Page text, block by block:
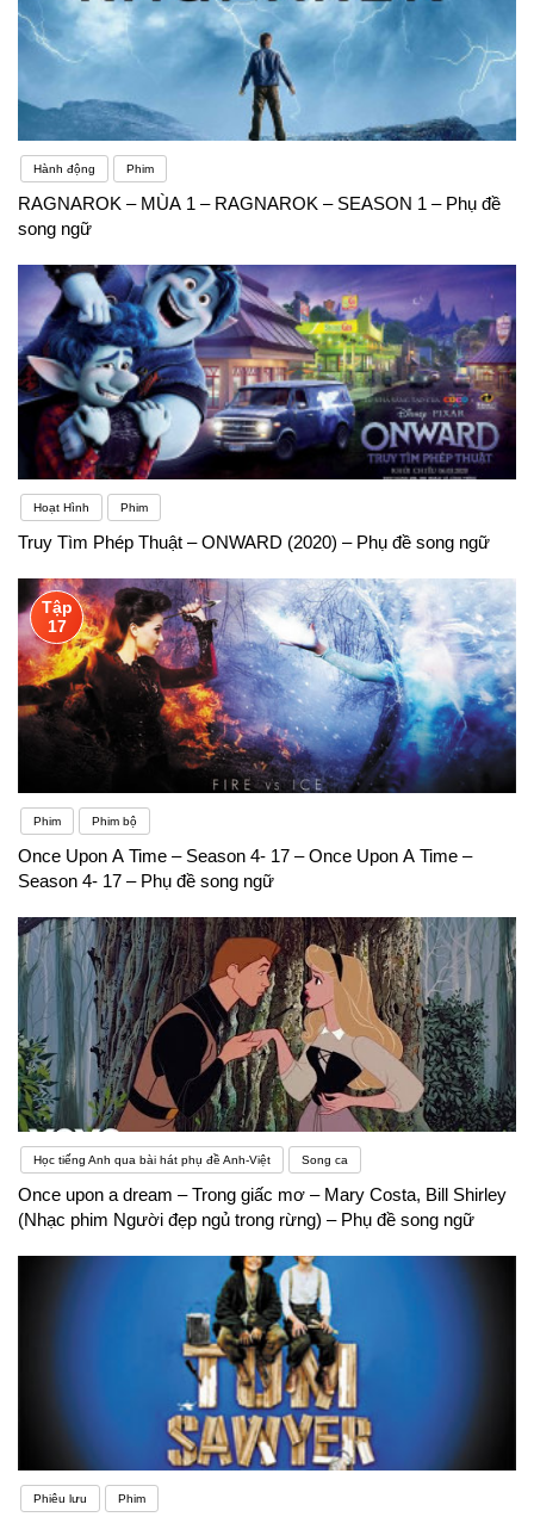
Hành động Phim
RAGNAROK – MÙA 1 – RAGNAROK – SEASON 1 – Phụ đề
song ngữ
Hoạt Hình Phim
Truy Tìm Phép Thuật – ONWARD (2020) – Phụ đề song ngữ
Tập
17
Phim Phim bộ
Once Upon A Time – Season 4- 17 – Once Upon A Time –
Season 4- 17 – Phụ đề song ngữ
Học tiếng Anh qua bài hát phụ đề Anh-Việt Song ca
Once upon a dream – Trong giấc mơ – Mary Costa, Bill Shirley
(Nhạc phim Người đẹp ngủ trong rừng) – Phụ đề song ngữ
Phiêu lưu Phim